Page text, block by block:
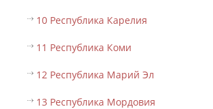
10 Республика Карелия
11 Республика Коми
12 Республика Марий Эл
13 Республика Мордовия